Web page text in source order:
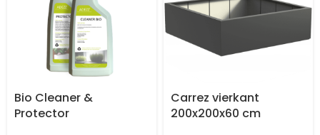
Bio Cleaner &
Protector
Carrez vierkant
200x200x60 cm